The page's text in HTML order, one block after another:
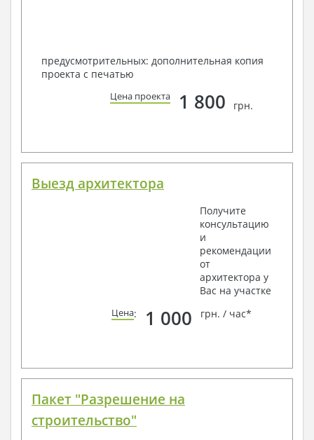
предусмотрительных: дополнительная копия
проекта с печатью
Цена проекта 1 800 грн.
Выезд архитектора
Получите
консультацию
и
рекомендации
от
архитектора у
Вас на участке
Цена: 1 000 грн. / час*
Пакет "Разрешение на
строительство"